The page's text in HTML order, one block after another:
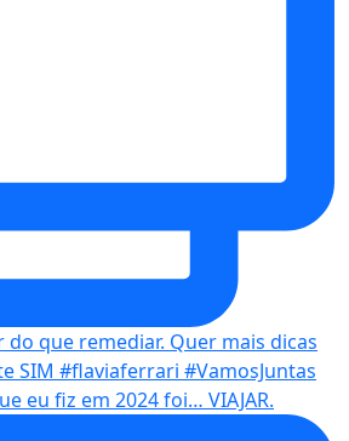
eu fiz em 2024 foi… VIAJAR.